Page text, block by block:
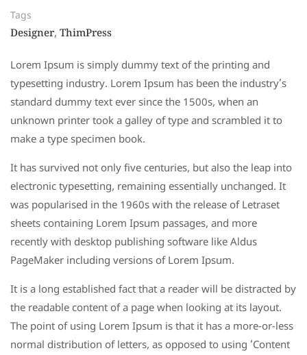
Tags
Designer, ThimPress
Lorem Ipsum is simply dummy text of the printing and
typesetting industry. Lorem Ipsum has been the industry’s
standard dummy text ever since the 1500s, when an
unknown printer took a galley of type and scrambled it to
make a type specimen book.
It has survived not only five centuries, but also the leap into
electronic typesetting, remaining essentially unchanged. It
was popularised in the 1960s with the release of Letraset
sheets containing Lorem Ipsum passages, and more
recently with desktop publishing software like Aldus
PageMaker including versions of Lorem Ipsum.
It is a long established fact that a reader will be distracted by
the readable content of a page when looking at its layout.
The point of using Lorem Ipsum is that it has a more-or-less
normal distribution of letters, as opposed to using ‘Content